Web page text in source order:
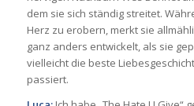
dem sie sich ständig streitet.
Herz zu erobern, merkt sie
ganz anders entwickelt, als sie
vielleicht die beste
passiert.